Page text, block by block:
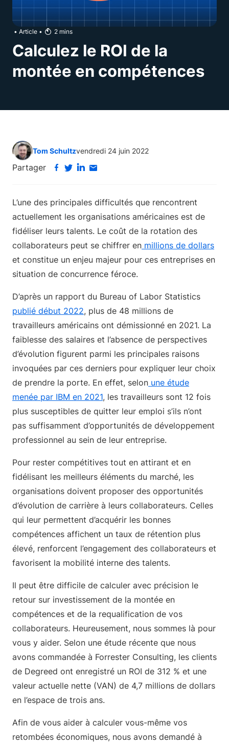
• Article • 2 mins
Calculez le ROI de la
montée en compétences
Tom Schultzvendredi 24 juin 2022
Partager
L’une des principales difficultés que rencontrent
actuellement les organisations américaines est de
fidéliser leurs talents. Le coût de la rotation des
collaborateurs peut se chiffrer en millions de dollars
et constitue un enjeu majeur pour ces entreprises en
situation de concurrence féroce.
D’après un rapport du Bureau of Labor Statistics
publié début 2022, plus de 48 millions de
travailleurs américains ont démissionné en 2021. La
faiblesse des salaires et l’absence de perspectives
d’évolution figurent parmi les principales raisons
invoquées par ces derniers pour expliquer leur choix
de prendre la porte. En effet, selon une étude
menée par IBM en 2021, les travailleurs sont 12 fois
plus susceptibles de quitter leur emploi s’ils n’ont
pas suffisamment d’opportunités de développement
professionnel au sein de leur entreprise.
Pour rester compétitives tout en attirant et en
fidélisant les meilleurs éléments du marché, les
organisations doivent proposer des opportunités
d’évolution de carrière à leurs collaborateurs. Celles
qui leur permettent d’acquérir les bonnes
compétences affichent un taux de rétention plus
élevé, renforcent l’engagement des collaborateurs et
favorisent la mobilité interne des talents.
Il peut être difficile de calculer avec précision le
retour sur investissement de la montée en
compétences et de la requalification de vos
collaborateurs. Heureusement, nous sommes là pour
vous y aider. Selon une étude récente que nous
avons commandée à Forrester Consulting, les clients
de Degreed ont enregistré un ROI de 312 % et une
valeur actuelle nette (VAN) de 4,7 millions de dollars
en l’espace de trois ans.
Afin de vous aider à calculer vous-même vos
retombées économiques, nous avons demandé à